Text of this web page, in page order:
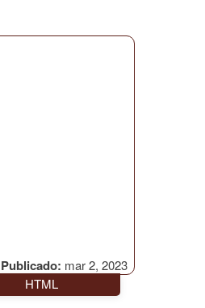
Publicado: mar 2, 2023
HTML